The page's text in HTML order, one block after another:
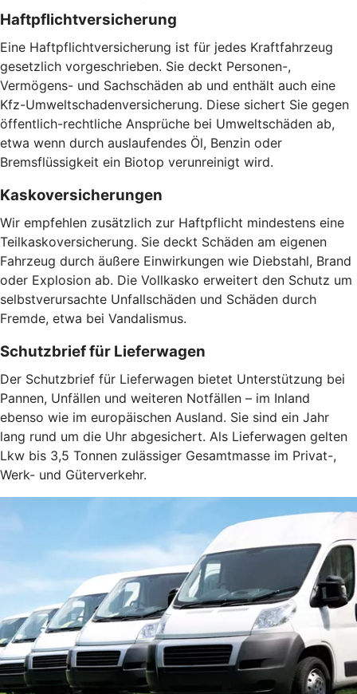
Haftpflichtversicherung
Eine Haftpflichtversicherung ist für jedes Kraftfahrzeug
gesetzlich vorgeschrieben. Sie deckt Personen-,
Vermögens- und Sachschäden ab und enthält auch eine
Kfz-Umweltschadenversicherung. Diese sichert Sie gegen
öffentlich-rechtliche Ansprüche bei Umweltschäden ab,
etwa wenn durch auslaufendes Öl, Benzin oder
Bremsflüssigkeit ein Biotop verunreinigt wird.
Kaskoversicherungen
Wir empfehlen zusätzlich zur Haftpflicht mindestens eine
Teilkaskoversicherung. Sie deckt Schäden am eigenen
Fahrzeug durch äußere Einwirkungen wie Diebstahl, Brand
oder Explosion ab. Die Vollkasko erweitert den Schutz um
selbstverursachte Unfallschäden und Schäden durch
Fremde, etwa bei Vandalismus.
Schutzbrief für Lieferwagen
Der Schutzbrief für Lieferwagen bietet Unterstützung bei
Pannen, Unfällen und weiteren Notfällen – im Inland
ebenso wie im europäischen Ausland. Sie sind ein Jahr
lang rund um die Uhr abgesichert. Als Lieferwagen gelten
Lkw bis 3,5 Tonnen zulässiger Gesamtmasse im Privat-,
Werk- und Güterverkehr.